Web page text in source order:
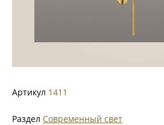
Артикул 1411
Раздел Современный свет